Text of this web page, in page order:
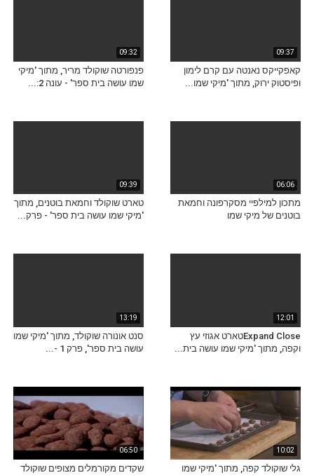
09:37
קאפקייקס נאנטה עם קרם לימון
ופיסטוק ירוק, מתוך 'מיקי שמו...
09:32
פנפורטה שוקולד מריר, מתוך 'מיקי
שמו עושה בית ספר' - עונה 2:...
06:06
מתכון למילפיי מסקרפונה וחמאת
בוטנים של מיקי שמו
09:39
טארט שוקולד וחמאת בוטנים, מתוך
'מיקי שמו עושה בית ספר' - פרק...
12:01
Expand Closeטארט אגוזי עץ
וקפה, מתוך 'מיקי שמו עושה בית...
13:19
סנט אונורה שוקולד, מתוך 'מיקי שמו
עושה בית ספר', פרק 1 -...
10:02
גלי שוקולד קפה, מתוך 'מיקי שמו
06:50
שקדים מקורמלים מצופים שוקולד